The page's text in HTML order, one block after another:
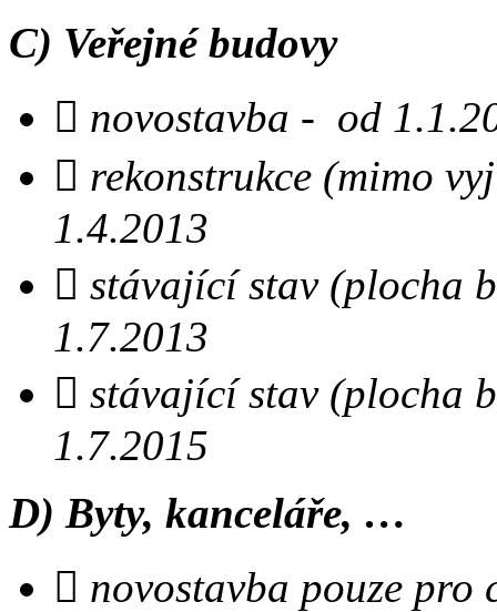
C) Veřejné budovy
 novostavba - od
 rekonstrukce (mimo
1.4.2013
 stávající stav (plocha
1.7.2013
 stávající stav (plocha
1.7.2015
D) Byty, kanceláře, …
 novostavba pouze pro